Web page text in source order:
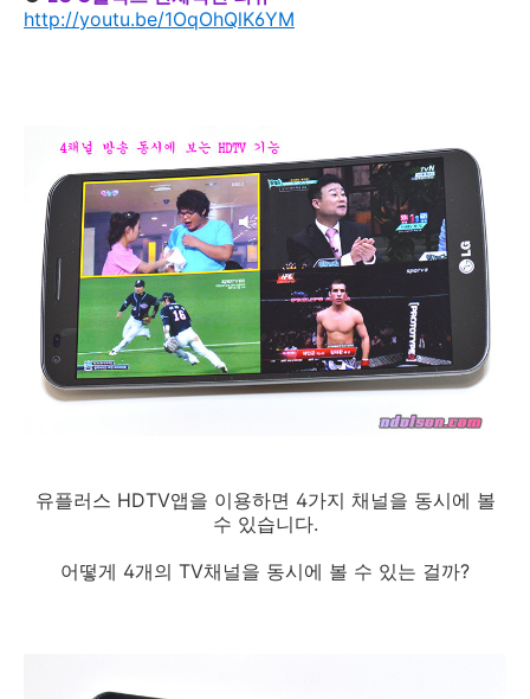
http://youtu.be/1OqOhQlK6YM
유플러스 HDTV앱을 이용하면 4가지 채널을 동시에 볼
수 있습니다.
어떻게 4개의 TV채널을 동시에 볼 수 있는 걸까?